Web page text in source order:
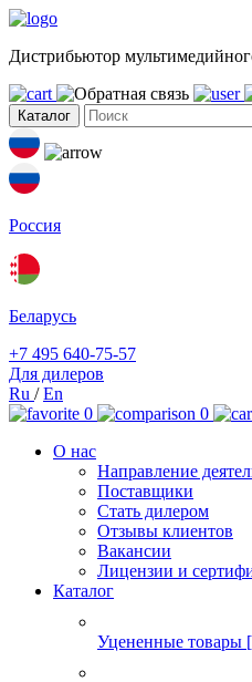
Дистрибьютор
Каталог
Россия
Беларусь
+7 495 640-75-57
Для дилеров
Ru /En
0
0
О нас
Направление
Поставщики
Стать дилером
Отзывы клиентов
Вакансии
Лицензии и
Каталог
Уцененные товары